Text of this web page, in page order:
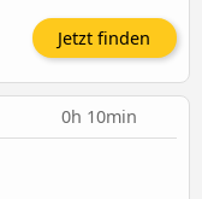
Jetzt finden
0h 10min